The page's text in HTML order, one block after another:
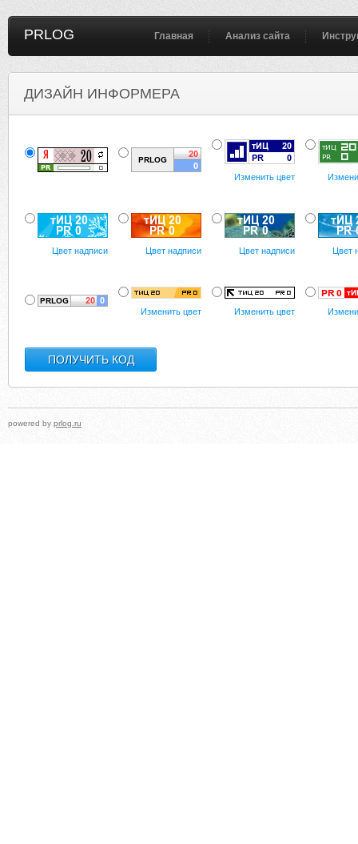
PRLOG Главная Анализ сайта
ДИЗАЙН ИНФОРМЕРА
Изменить цвет
Цвет надписи Цвет надписи Цвет надписи Цвет
Изменить цвет Изменить цвет
powered by prlog.ru